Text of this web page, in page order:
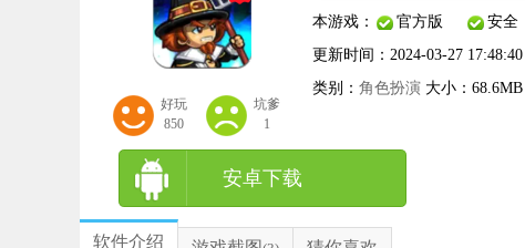
好玩
850
坑爹
1
本游戏： 官方版 安全
更新时间： 2024-03-27 17:48:40
类别： 角色扮演 大小： 68.6MB
安卓下载
软件介绍